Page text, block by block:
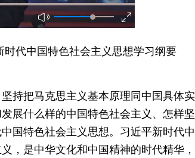
代中国特色社会主义思想学习纲要
把马克思主义基本原理同中国具体实
展什么样的中国特色社会主义、怎样坚
国特色社会主义思想。习近平新时代中
，是中华文化和中国精神的时代精华，